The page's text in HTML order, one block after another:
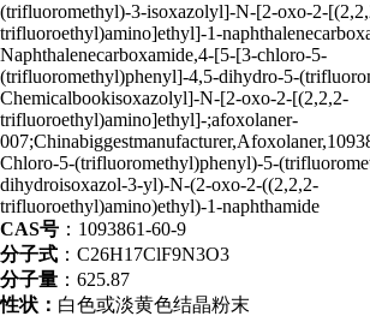
(trifluoromethyl)-3-isoxazolyl]-N-[2-oxo-2-
trifluoroethyl)amino]ethyl]-1-
Naphthalenecarboxamide,4-[5-[3-chloro-5-
(trifluoromethyl)phenyl]-4,5-dihydro-5-
Chemicalbookisoxazolyl]-N-[2-oxo-2-[(2,2,2-
trifluoroethyl)amino]ethyl]-;afoxolaner-
Chloro-5-(trifluoromethyl)phenyl)-5-
dihydroisoxazol-3-yl)-N-(2-oxo-2-((2,2,2-
trifluoroethyl)amino)ethyl)-1-naphthamide
CAS号 ：1093861-60-9
分子式 ：C26H17ClF9N3O3
分子量 ：625.87
性状： 白色或淡黄色结晶粉末